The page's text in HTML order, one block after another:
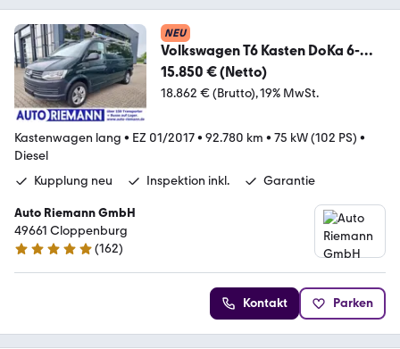
NEU
Volkswagen T6 Kasten DoKa 6-
Sitze lang AHK ALU LED NAVI KLI
15.850 € (Netto)
18.862 € (Brutto) 19% MwSt.
Kastenwagen lang • EZ 01/2017• 92.780 km • 75 kW (102 PS) •
Diesel
Kupplung neu
Inspektion inkl. Garantie
Auto Riemann GmbH
49661 Cloppenburg
5 Sterne
(162)
Kontakt Parken